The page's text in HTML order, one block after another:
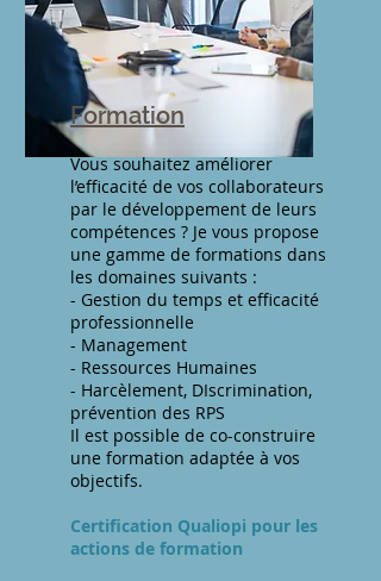
Formation
Vous souhaitez améliorer
l’efficacité de vos collaborateurs
par le développement de leurs
compétences ? Je vous propose
une gamme de formations dans
les domaines suivants :
- Gestion du temps et efficacité
professionnelle
- Management
- Ressources Humaines
- Harcèlement, DIscrimination,
prévention des RPS
Il est possible de co-construire
une formation adaptée à vos
objectifs.
Certification Qualiopi pour les
actions de formation